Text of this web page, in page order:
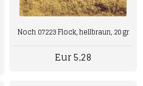
Noch 07223 Flock, hellbraun, 20 gr
Eur 5,28